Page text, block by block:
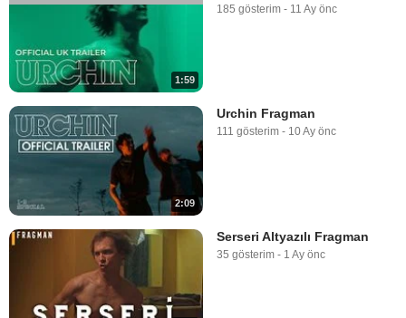
1:59
185 gösterim - 11 Ay önc
2:09
Urchin Fragman
111 gösterim - 10 Ay önc
Serseri Altyazılı Fragman
35 gösterim - 1 Ay önc